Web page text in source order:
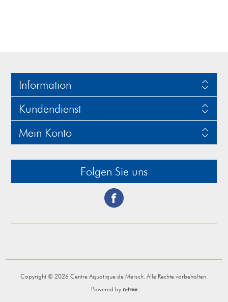
Information
Kundendienst
Mein Konto
Folgen Sie uns
Copyright © 2026 Centre Aquatique de Mersch. Alle Rechte vorbehalten.
Powered by n-tree